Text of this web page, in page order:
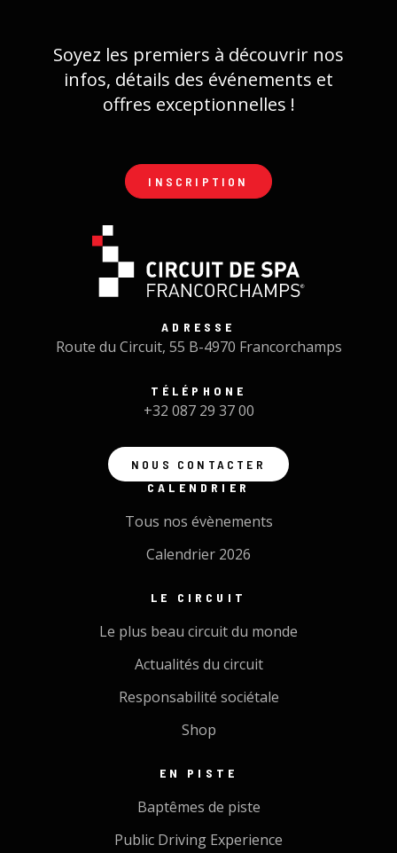
Soyez les premiers à découvrir nos
infos, détails des événements et
offres exceptionnelles !
INSCRIPTION
ADRESSE
Route du Circuit, 55 B-4970 Francorchamps
TÉLÉPHONE
+32 087 29 37 00
NOUS CONTACTER
CALENDRIER
Tous nos évènements
Calendrier 2026
LE CIRCUIT
Le plus beau circuit du monde
Actualités du circuit
Responsabilité sociétale
Shop
EN PISTE
Baptêmes de piste
Public Driving Experience